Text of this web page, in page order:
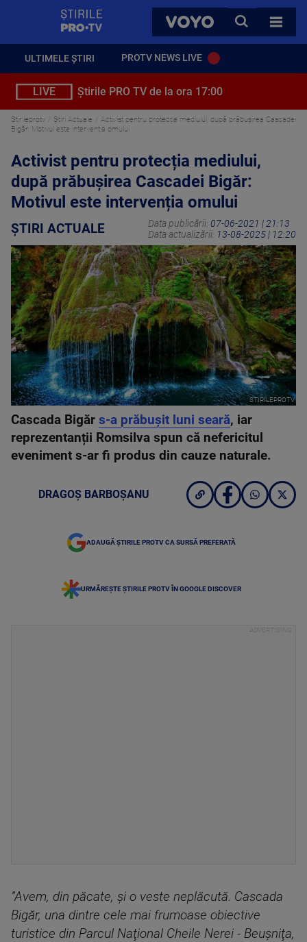
VOYO
CAUTA
TOATE
ULTIMELE ȘTIRI PROTV NEWS LIVE
LIVE Știrile PRO TV de la ora 17:00
Stirileprotv Știri Actuale
Activist pentru protecția mediului, după prăbușirea Cascadei
Bigăr: Motivul este intervenția omului
Activist pentru protecția mediului,
după prăbușirea Cascadei Bigăr:
Motivul este intervenția omului
ȘTIRI ACTUALE Data publicării: 07-06-2021 | 21:13
Data actualizării: 13-08-2025 | 12:20
STIRILEPROTV
Cascada Bigăr s-a prăbuşit luni seară, iar
reprezentanții Romsilva spun că nefericitul
eveniment s-ar fi produs din cauze naturale.
DRAGOȘ BARBOȘANU
ADAUGĂ ȘTIRILE PROTV CA SURSĂ PREFERATĂ
URMĂREȘTE ȘTIRILE PROTV ÎN GOOGLE DISCOVER
”Avem, din păcate, şi o veste neplăcută. Cascada
Bigăr, una dintre cele mai frumoase obiective
turistice din Parcul Naţional Cheile Nerei - Beuşniţa,